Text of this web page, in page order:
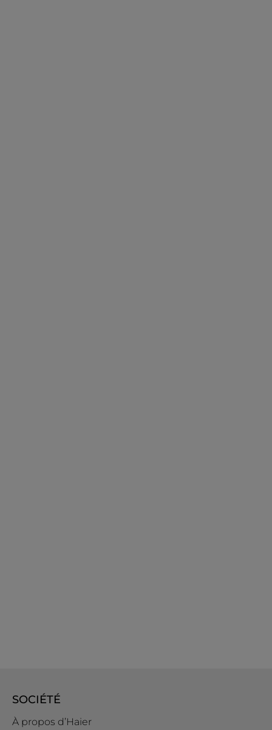
SOCIÉTÉ
À propos d’Haier